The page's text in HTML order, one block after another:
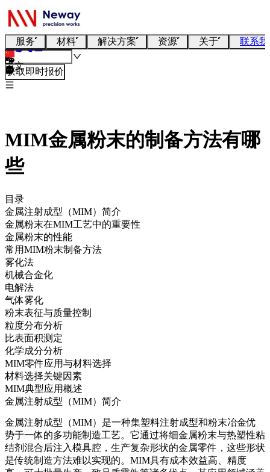
服务 材料 解决方案 资源 关于 联系
中文
获取即时报价
MIM金属粉末的制备方法有哪
些
目录
金属注射成型（MIM）简介
金属粉末在MIM工艺中的重要性
金属粉末的性能
常用MIM粉末制备方法
雾化法
机械合金化
电解法
气体雾化
粉末表征与质量控制
粒度分布分析
比表面积测定
化学成分分析
MIM零件应用与材料选择
材料选择关键因素
MIM典型应用概述
金属注射成型（MIM）简介
金属注射成型（MIM） 是一种集塑料注射成型和粉末冶金优
势于一体的多功能制造工艺。它通过将细金属粉末与热塑性粘
结剂混合后注入模具腔，生产复杂形状的金属零件，这些形状
是传统制造方法难以实现的。MIM具有成本效益高、精度